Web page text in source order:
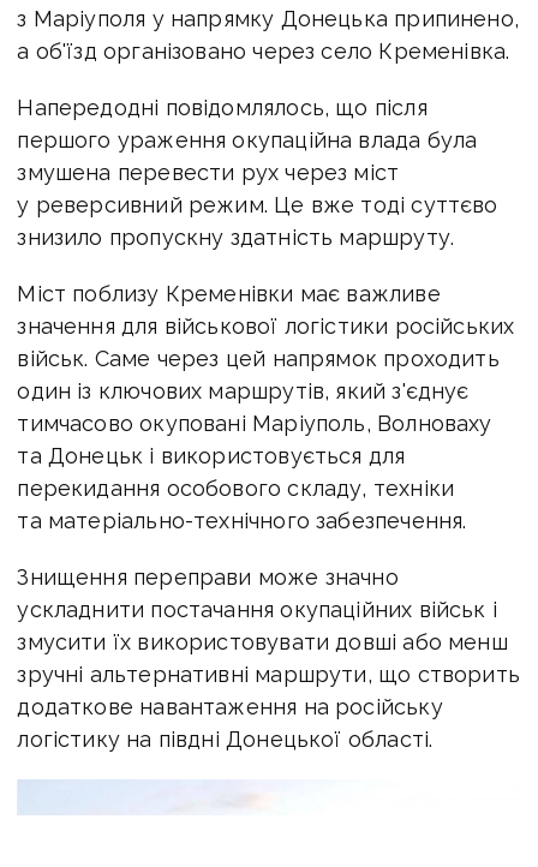
з Маріуполя у напрямку Донецька припинено,
а об'їзд організовано через село Кременівка.
Напередодні повідомлялось, що після
першого ураження окупаційна влада була
змушена перевести рух через міст
у реверсивний режим. Це вже тоді суттєво
знизило пропускну здатність маршруту.
Міст поблизу Кременівки має важливе
значення для військової логістики російських
військ. Саме через цей напрямок проходить
один із ключових маршрутів, який з'єднує
тимчасово окуповані Маріуполь, Волноваху
та Донецьк і використовується для
перекидання особового складу, техніки
та матеріально-технічного забезпечення.
Знищення переправи може значно
ускладнити постачання окупаційних військ і
змусити їх використовувати довші або менш
зручні альтернативні маршрути, що створить
додаткове навантаження на російську
логістику на півдні Донецької області.